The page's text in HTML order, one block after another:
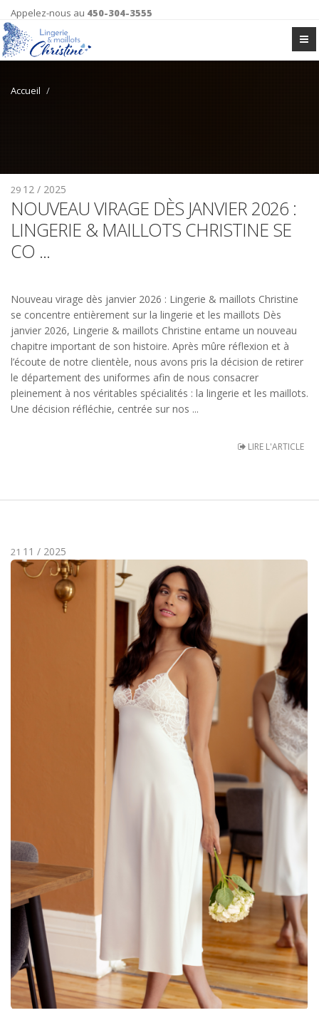
Appelez-nous au 450-304-3555
Accueil
29 12 / 2025
NOUVEAU VIRAGE DÈS JANVIER 2026 :
LINGERIE & MAILLOTS CHRISTINE SE
CO ...
Nouveau virage dès janvier 2026 : Lingerie & maillots Christine
se concentre entièrement sur la lingerie et les maillots Dès
janvier 2026, Lingerie & maillots Christine entame un nouveau
chapitre important de son histoire. Après mûre réflexion et à
l’écoute de notre clientèle, nous avons pris la décision de retirer
le département des uniformes afin de nous consacrer
pleinement à nos véritables spécialités : la lingerie et les maillots.
Une décision réfléchie, centrée sur nos ...
LIRE L'ARTICLE
21 11 / 2025